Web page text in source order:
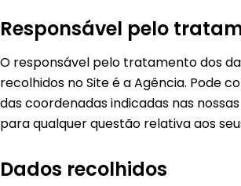
Responsável pelo
O responsável pelo tratamento dos
recolhidos no Site é a Agência. Pode
das coordenadas indicadas nas
para qualquer questão relativa aos
Dados recolhidos